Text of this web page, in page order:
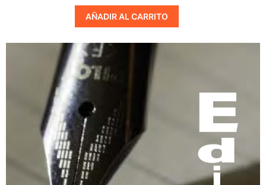
AÑADIR AL CARRITO